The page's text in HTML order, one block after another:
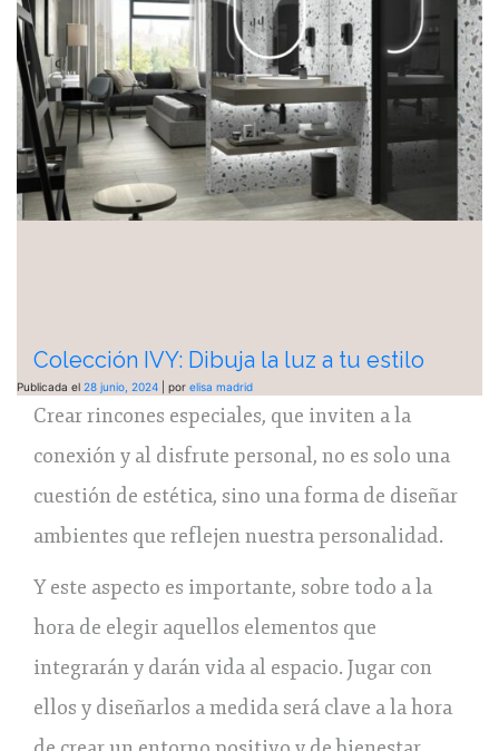
Colección IVY: Dibuja la luz a tu estilo
Publicada el 28 junio, 2024 por elisa madrid
Crear rincones especiales, que inviten a la
conexión y al disfrute personal, no es solo una
cuestión de estética, sino una forma de diseñar
ambientes que reflejen nuestra personalidad.
Y este aspecto es importante, sobre todo a la
hora de elegir aquellos elementos que
integrarán y darán vida al espacio. Jugar con
ellos y diseñarlos a medida será clave a la hora